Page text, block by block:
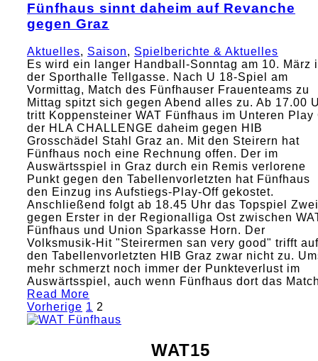
Fünfhaus sinnt daheim auf Revanche
gegen Graz
Aktuelles, Saison, Spielberichte & Aktuelles
Es wird ein langer Handball-Sonntag am 10. März
der Sporthalle Tellgasse. Nach U 18-Spiel am
Vormittag, Match des Fünfhauser Frauenteams zu
Mittag spitzt sich gegen Abend alles zu. Ab 17.00
tritt Koppensteiner WAT Fünfhaus im Unteren Play
der HLA CHALLENGE daheim gegen HIB
Grosschädel Stahl Graz an. Mit den Steirern hat
Fünfhaus noch eine Rechnung offen. Der im
Auswärtsspiel in Graz durch ein Remis verlorene
Punkt gegen den Tabellenvorletzten hat Fünfhaus
den Einzug ins Aufstiegs-Play-Off gekostet.
Anschließend folgt ab 18.45 Uhr das Topspiel
gegen Erster in der Regionalliga Ost zwischen
Fünfhaus und Union Sparkasse Horn. Der
Volksmusik-Hit "Steirermen san very good" trifft auf
den Tabellenvorletzten HIB Graz zwar nicht zu.
mehr schmerzt noch immer der Punkteverlust im
Auswärtsspiel, auch wenn Fünfhaus dort das
Read More
Seitennummerierung
der
Vorherige 1 2
WAT15